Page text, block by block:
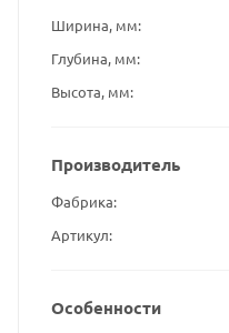
Ширина, мм
Глубина, мм
Высота, мм
Производитель
Фабрика
Артикул
Особенности